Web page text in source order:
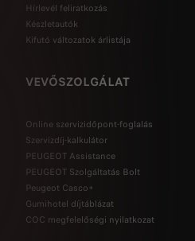
Hírlevél feliratkozás
Készletautók
Kifutó változatok árlistája
VEVŐSZOLGÁLAT
Online szervizidőpont-foglalás
Szervizdíj-kalkulátor
PEUGEOT Assistance
PEUGEOT Szolgáltatás Bolt
Peugeot Casco+
Gumihotel díjtáblázat
COC megfelelőségi nyilatkozat